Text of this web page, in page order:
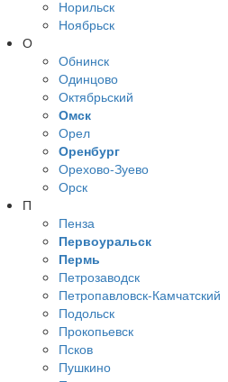
Норильск
Ноябрьск
О
Обнинск
Одинцово
Октябрьский
Омск
Орел
Оренбург
Орехово-Зуево
Орск
П
Пенза
Первоуральск
Пермь
Петрозаводск
Петропавловск-Камчатский
Подольск
Прокопьевск
Псков
Пушкино